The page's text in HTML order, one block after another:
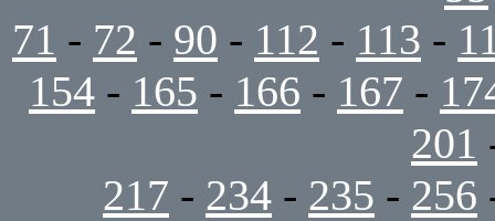
71 - 72 - 90 - 112 - 113 -
154 - 165 - 166 - 167 -
201
217 - 234 - 235 - 256